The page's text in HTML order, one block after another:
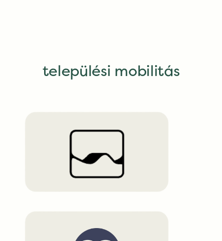
települési mobilitás